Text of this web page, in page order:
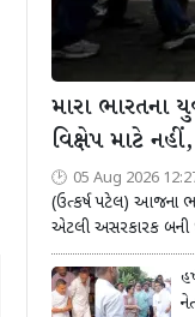
મારા ભારતના
વિક્ષેપ માટે
05 Aug 2026
(ઉત્કર્ષ પટેલ) આજના
એટલી અસરકારક બની